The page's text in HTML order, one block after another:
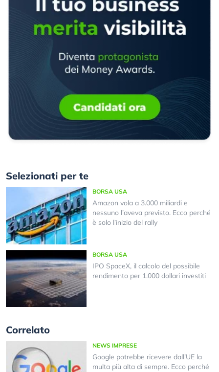
Selezionati per te
BORSA USA
Amazon vola a 3.000 miliardi e
nessuno l’aveva previsto. Ecco perché
è solo l’inizio del rally
BORSA USA
IPO SpaceX, il calcolo del possibile
rendimento per 1.000 dollari investiti
Correlato
NEWS IMPRESE
Google potrebbe ricevere dall’UE la
multa più alta di sempre. Ecco perché